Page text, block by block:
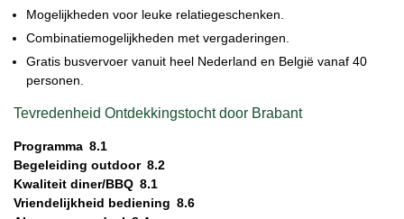
Mogelijkheden voor leuke relatiegeschenken.
Combinatiemogelijkheden met vergaderingen.
Gratis busvervoer vanuit heel Nederland en België vanaf 40
personen.
Tevredenheid Ontdekkingstocht door Brabant
Programma 8.1
Begeleiding outdoor 8.2
Kwaliteit diner/BBQ 8.1
Vriendelijkheid bediening 8.6